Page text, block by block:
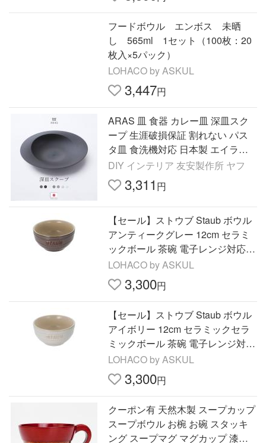
フードボウル エンボス 未晒
し 565ml 1セット（100枚：20
枚入×5パック）
LOHACO by ASKUL
3,447円
ARAS 皿 食器 カレー皿 深皿スク
ープ 生涯破損保証 割れない パス
タ皿 食洗機対応 日本製 エイラス
H-N-0
DIY インテリア 友安製作所 ヤフ
3,311 円
【セール】ストウブ Staub ボウル
アンティークグレー 12cm セラミ
ックボール 茶碗 電子レンジ対応 1
個 【日本正規販売品】
LOHACO by ASKUL
3,300円
【セール】ストウブ Staub ボウル
アイボリー 12cm セラミックセラ
ミックボール 茶碗 電子レンジ対応
1個 【日本正規販売品】
LOHACO by ASKUL
3,300円
クーポン有 天然木製 スープカップ
スープボウル お椀 お碗 スタッキ
ング スープマグ マグカップ 漆塗